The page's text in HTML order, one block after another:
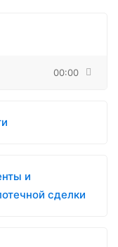
00:00
и
сделки